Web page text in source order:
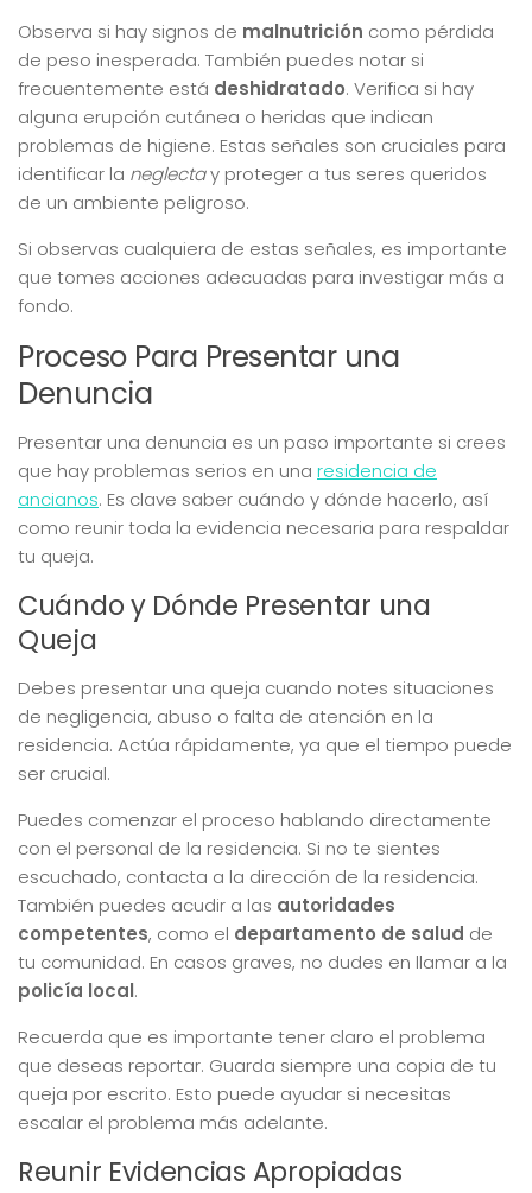
Observa si hay signos de malnutrición como pérdida
de peso inesperada. También puedes notar si
frecuentemente está deshidratado. Verifica si hay
alguna erupción cutánea o heridas que indican
problemas de higiene. Estas señales son cruciales para
identificar la neglectay proteger a tus seres queridos
de un ambiente peligroso.
Si observas cualquiera de estas señales, es importante
que tomes acciones adecuadas para investigar más a
fondo.
Proceso Para Presentar una
Denuncia
Presentar una denuncia es un paso importante si crees
que hay problemas serios en una residencia de
ancianos. Es clave saber cuándo y dónde hacerlo, así
como reunir toda la evidencia necesaria para respaldar
tu queja.
Cuándo y Dónde Presentar una
Queja
Debes presentar una queja cuando notes situaciones
de negligencia, abuso o falta de atención en la
residencia. Actúa rápidamente, ya que el tiempo puede
ser crucial.
Puedes comenzar el proceso hablando directamente
con el personal de la residencia. Si no te sientes
escuchado, contacta a la dirección de la residencia.
También puedes acudir a las autoridades
competentes, como el departamento de salud de
tu comunidad. En casos graves, no dudes en llamar a la
policía local.
Recuerda que es importante tener claro el problema
que deseas reportar. Guarda siempre una copia de tu
queja por escrito. Esto puede ayudar si necesitas
escalar el problema más adelante.
Reunir Evidencias Apropiadas